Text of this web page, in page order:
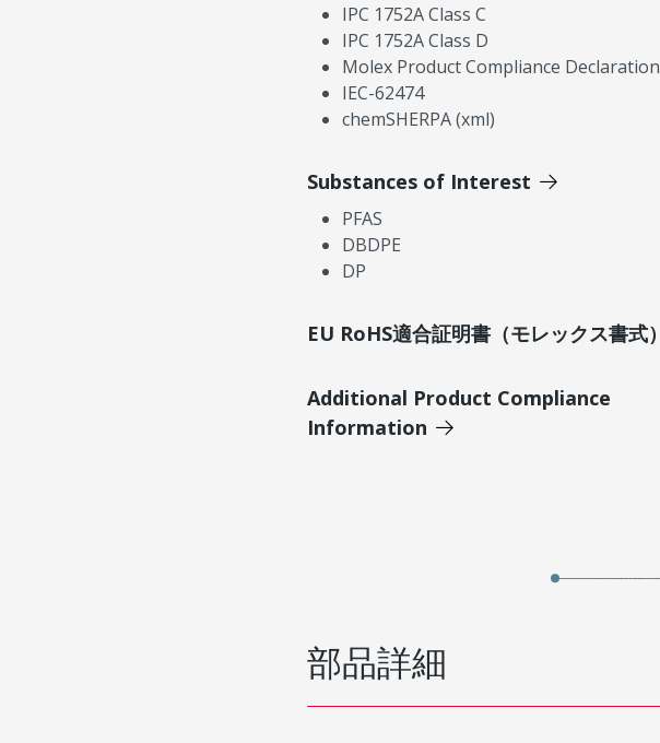
IPC 1752A Class C
IPC 1752A Class D
Molex Product Compliance Declaration
IEC-62474
chemSHERPA (xml)
Substances of Interest
PFAS
DBDPE
DP
EU RoHS適合証明書（モレックス書式）
Additional Product Compliance
Information
部品詳細